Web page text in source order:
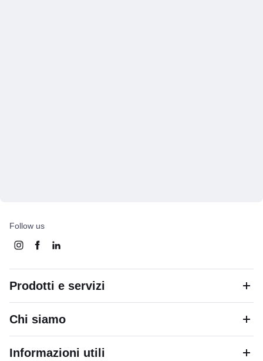
Follow us
Prodotti e servizi
Chi siamo
Informazioni utili